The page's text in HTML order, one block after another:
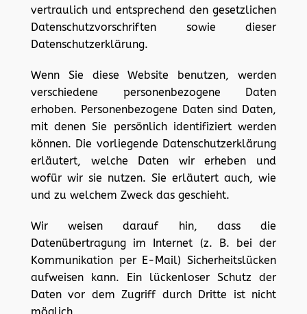
vertraulich und entsprechend den gesetzlichen
Datenschutzvorschriften sowie dieser
Datenschutzerklärung.
Wenn Sie diese Website benutzen, werden
verschiedene personenbezogene Daten
erhoben. Personenbezogene Daten sind Daten,
mit denen Sie persönlich identifiziert werden
können. Die vorliegende Datenschutzerklärung
erläutert, welche Daten wir erheben und
wofür wir sie nutzen. Sie erläutert auch, wie
und zu welchem Zweck das geschieht.
Wir weisen darauf hin, dass die
Datenübertragung im Internet (z. B. bei der
Kommunikation per E-Mail) Sicherheitslücken
aufweisen kann. Ein lückenloser Schutz der
Daten vor dem Zugriff durch Dritte ist nicht